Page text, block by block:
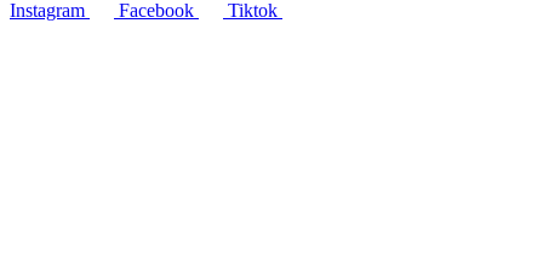
Instagram
Facebook Tiktok